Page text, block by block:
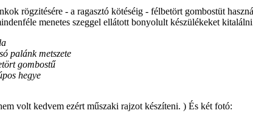
rögzitésére - a ragasztó kötéséig - félbetört gombostüt
menetes szeggel ellátott bonyolult készülékeket
palánk metszete
gombostű
hegye
volt kedvem ezért műszaki rajzot készíteni. ) És két fotó: